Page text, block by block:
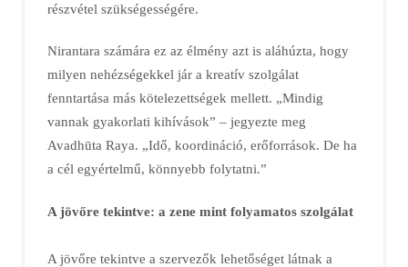
részvétel szükségességére.
Nirantara számára ez az élmény azt is aláhúzta, hogy
milyen nehézségekkel jár a kreatív szolgálat
fenntartása más kötelezettségek mellett. „Mindig
vannak gyakorlati kihívások” – jegyezte meg
Avadhūta Raya. „Idő, koordináció, erőforrások. De ha
a cél egyértelmű, könnyebb folytatni.”
A jövőre tekintve: a zene mint folyamatos szolgálat
A jövőre tekintve a szervezők lehetőséget látnak a